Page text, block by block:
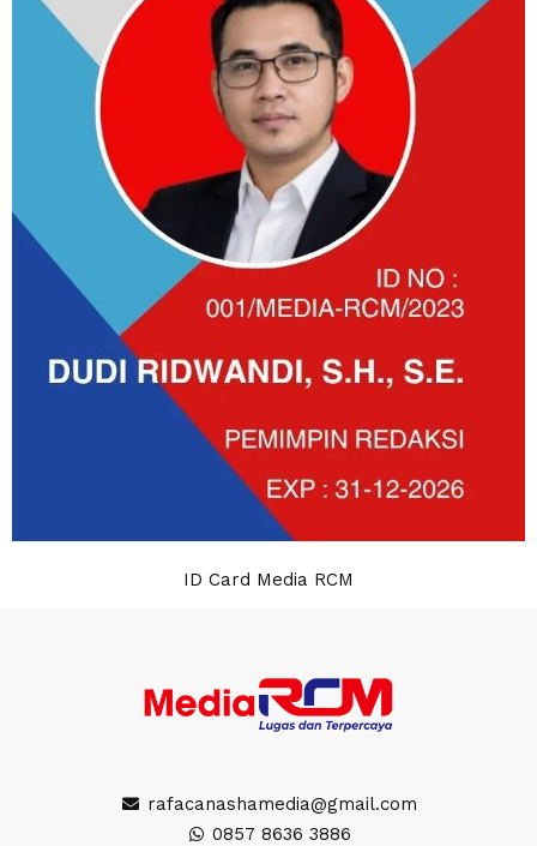
ID Card Media RCM
rafacanashamedia@gmail.com
0857 8636 3886